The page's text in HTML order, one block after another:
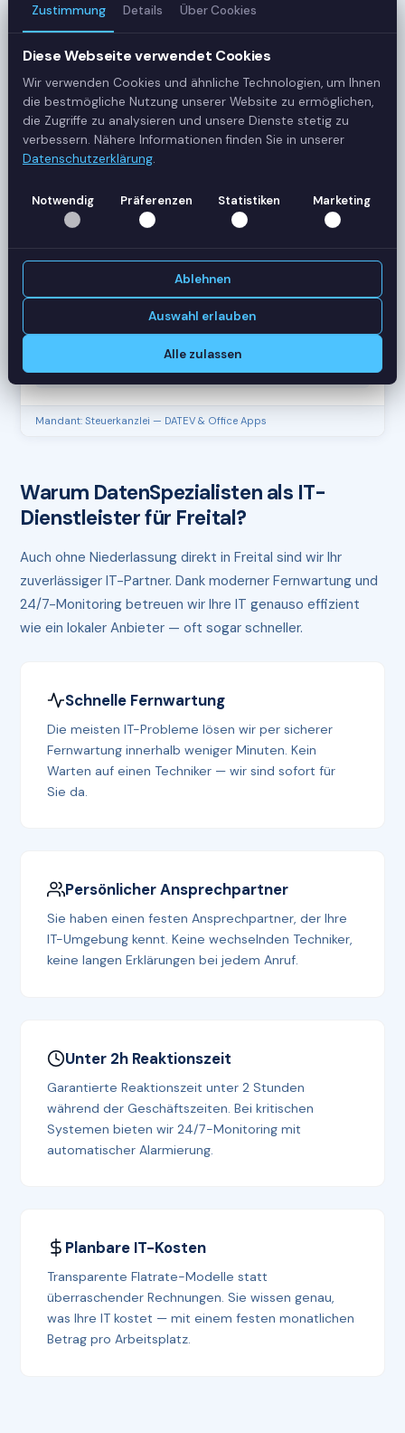
3
42
Sessions
SERVER-AUSLASTUNG
RDS-SRV01
18 Sessions
RAM
78%
RDS-SRV02
14 Sessions
RAM
61%
Mandant: Steuerkanzlei — DATEV & Office Apps
Warum DatenSpezialisten als IT-
Dienstleister für Freital?
Auch ohne Niederlassung direkt in Freital sind wir Ihr
zuverlässiger IT-Partner. Dank moderner Fernwartung und
24/7-Monitoring betreuen wir Ihre IT genauso effizient
wie ein lokaler Anbieter — oft sogar schneller.
Schnelle Fernwartung
Die meisten IT-Probleme lösen wir per sicherer
Fernwartung innerhalb weniger Minuten. Kein
Warten auf einen Techniker — wir sind sofort für
Sie da.
Persönlicher Ansprechpartner
Sie haben einen festen Ansprechpartner, der Ihre
IT-Umgebung kennt. Keine wechselnden Techniker,
keine langen Erklärungen bei jedem Anruf.
Unter 2h Reaktionszeit
Garantierte Reaktionszeit unter 2 Stunden
während der Geschäftszeiten. Bei kritischen
Systemen bieten wir 24/7-Monitoring mit
automatischer Alarmierung.
Planbare IT-Kosten
Transparente Flatrate-Modelle statt
überraschender Rechnungen. Sie wissen genau,
was Ihre IT kostet — mit einem festen monatlichen
Betrag pro Arbeitsplatz.
Zustimmung Details Über Cookies
Diese Webseite verwendet Cookies
Wir verwenden Cookies und ähnliche Technologien, um Ihnen
die bestmögliche Nutzung unserer Website zu ermöglichen,
die Zugriffe zu analysieren und unsere Dienste stetig zu
verbessern. Nähere Informationen finden Sie in unserer
Datenschutzerklärung.
Notwendig Präferenzen Statistiken Marketing
Ablehnen
Auswahl erlauben
Alle zulassen